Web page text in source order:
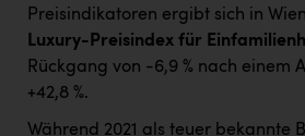
Preisindikatoren ergibt sich in
Luxury-Preisindex für
Rückgang von -6,9 % nach einem
+42,8 %.
Während 2021 als teuer bekannte